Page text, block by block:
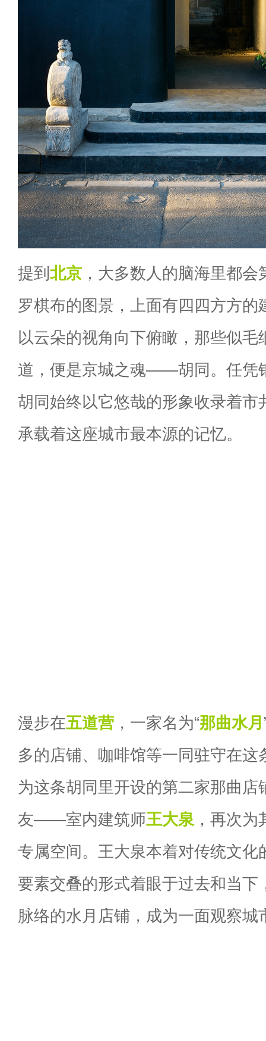
提到 北京 ，大多数人的脑海里都
罗棋布的图景，上面有四四方方的
以云朵的视角向下俯瞰，那些似毛
道，便是京城之魂——胡同。任凭
胡同始终以它悠哉的形象收录着市
承载着这座城市最本源的记忆。
漫步在五道营 ，一家名为“那曲水月
多的店铺、咖啡馆等一同驻守在这
为这条胡同里开设的第二家那曲店
友——室内建筑师王大泉，再次为
专属空间。王大泉本着对传统文化
要素交叠的形式着眼于过去和当下
脉络的水月店铺，成为一面观察城